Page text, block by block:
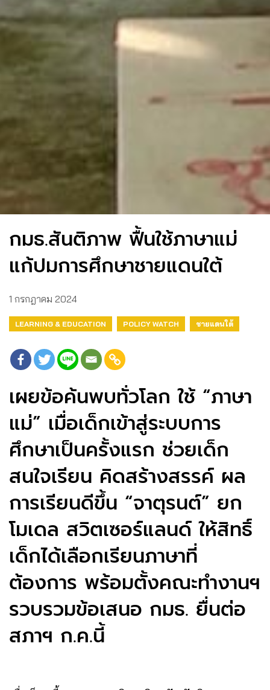
กมธ.สันติภาพ ฟื้นใช้ภาษาแม่
แก้ปมการศึกษาชายแดนใต้
1 กรกฎาคม 2024
LEARNING & EDUCATION POLICY WATCH ชายแดนใต้
เผยข้อค้นพบทั่วโลก ใช้ “ภาษา
แม่” เมื่อเด็กเข้าสู่ระบบการ
ศึกษาเป็นครั้งแรก ช่วยเด็ก
สนใจเรียน คิดสร้างสรรค์ ผล
การเรียนดีขึ้น “จาตุรนต์” ยก
โมเดล สวิตเซอร์แลนด์ ให้สิทธิ์
เด็กได้เลือกเรียนภาษาที่
ต้องการ พร้อมตั้งคณะทำงานฯ
รวบรวมข้อเสนอ กมธ. ยื่นต่อ
สภาฯ ก.ค.นี้